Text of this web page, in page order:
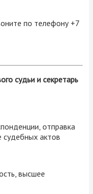
по телефону +7
судьи и секретарь
отправка
судебных актов
высшее